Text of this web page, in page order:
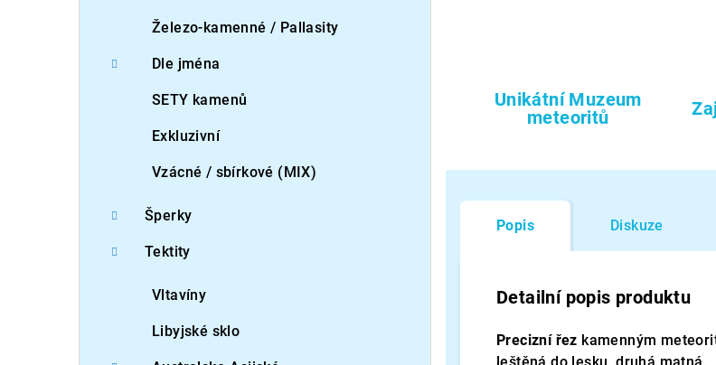
Železo-kamenné / Pallasity
Dle jména
SETY kamenů
Exkluzivní
Vzácné / sbírkové (MIX)
Šperky
Tektity
Vltavíny
Libyjské sklo
Unikátní Muzeum
meteoritů
Popis Diskuze
Detailní popis produktu
Precizní řez kamenným